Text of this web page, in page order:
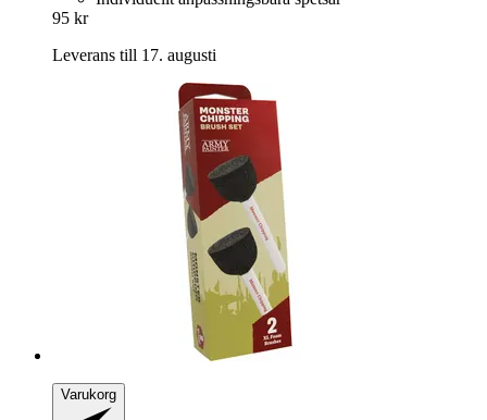
95 kr
Leverans till 17. augusti
Varukorg